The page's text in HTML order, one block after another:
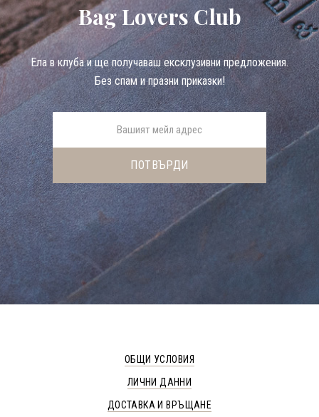
Bag Lovers Club
Eла в клуба и ще получаваш ексклузивни предложения.
Без спам и празни приказки!
ОБЩИ УСЛОВИЯ
ЛИЧНИ ДАННИ
ДОСТАВКА И ВРЪЩАНЕ